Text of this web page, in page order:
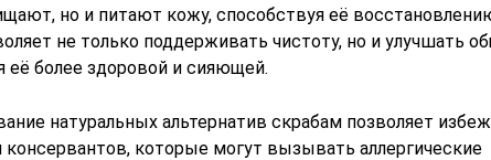
но и питают кожу, способствуя её
не только поддерживать чистоту, но и улучшать
её более здоровой и сияющей.
натуральных альтернатив скрабам позволяет
консервантов, которые могут вызывать аллергические